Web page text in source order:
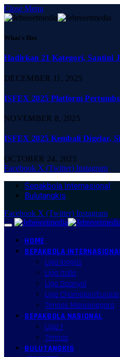
Close Menu
What's Hot
Hadirkan 21 Kategori, Santini
DECEMBER 11, 2025
ISFEX 2025 Platform
NOVEMBER 8, 2025
ISFEX 2025 Kembali Digelar,
OCTOBER 24, 2025
Facebook X (Twitter) Instagram
Sepakbola Internasional
Bulutangkis
Facebook X (Twitter) Instagram
HOME
SEPAKBOLA
Liga Inggris
Liga Italia
Liga Spanyol
Liga Champion/Europa
Timnas Mancanegara
SEPAKBOLA NASIONAL
Liga 1
Timnas
BULUTANGKIS